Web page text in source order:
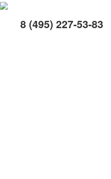
8 (495) 227-53-83